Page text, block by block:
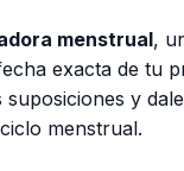
menstrual,
exacta de tu
suposiciones y
menstrual.